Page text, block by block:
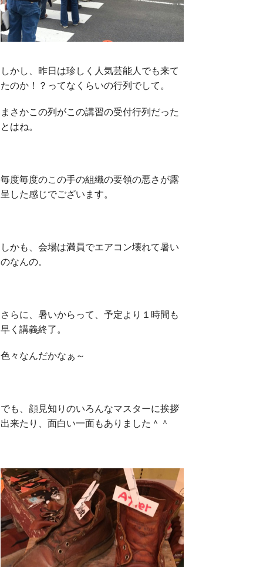
しかし、昨日は珍しく人気芸能人でも来て
たのか！？ってなくらいの行列でして。
まさかこの列がこの講習の受付行列だった
とはね。
毎度毎度のこの手の組織の要領の悪さが露
呈した感じでございます。
しかも、会場は満員でエアコン壊れて暑い
のなんの。
さらに、暑いからって、予定より１時間も
早く講義終了。
色々なんだかなぁ～
でも、顔見知りのいろんなマスターに挨拶
出来たり、面白い一面もありました＾＾